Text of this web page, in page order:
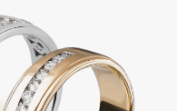
хранить отдельно от
в ванной комнате.
влаги, необходимо
влажность плохо
и янтарь.